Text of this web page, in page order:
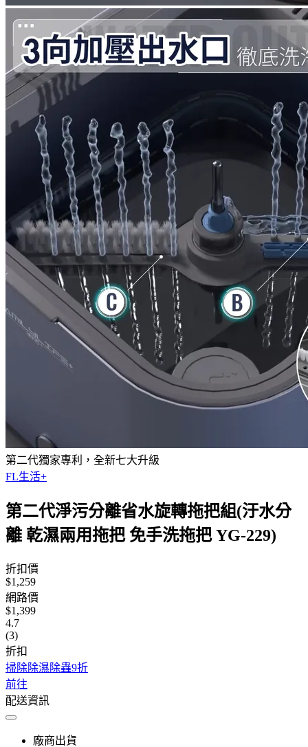
第二代獨家專利，全新七大升級
FL生活+
第二代淨污分離省水旋轉拖把組(汙水分
離 乾濕兩用拖把 免手洗拖把 YG-229)
折扣價
$1,259
網路價
$1,399
4.7
(3)
折扣
掃除除濕除蟲9折
前往
配送資訊
廠商出貨